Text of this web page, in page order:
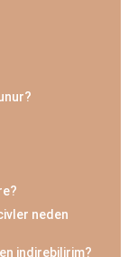
neden
indirebilirim?